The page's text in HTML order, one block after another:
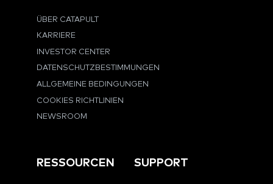
ÜBER CATAPULT
KARRIERE
INVESTOR CENTER
DATENSCHUTZBESTIMMUNGEN
ALLGEMEINE BEDINGUNGEN
COOKIES RICHTLINIEN
NEWSROOM
RESSOURCEN SUPPORT